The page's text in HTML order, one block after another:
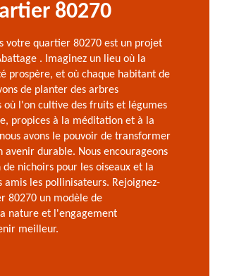
80270
votre quartier 80270 est un projet
. Imaginez un lieu où la
prospère, et où chaque habitant de
de planter des arbres
où l'on cultive des fruits et légumes
propices à la méditation et à la
avons le pouvoir de transformer
durable. Nous encourageons
nichoirs pour les oiseaux et la
les pollinisateurs. Rejoignez-
80270 un modèle de
nature et l'engagement
meilleur.